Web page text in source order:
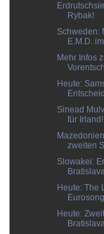
Rybak!
Schweden:
E.M.D.
Mehr Infos
Heute:
Sinead
für Irland!
zweiten
Slowakei:
Heute: The
Heute: